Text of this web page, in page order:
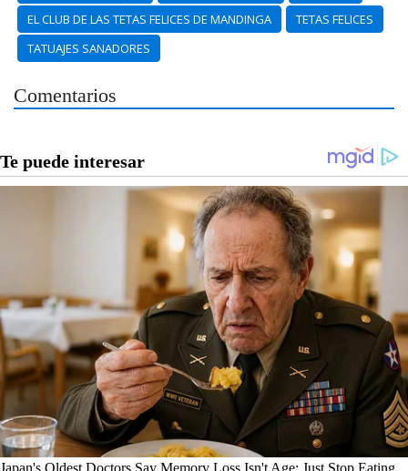
EL CLUB DE LAS TETAS FELICES DE MANDINGA
TETAS FELICES
TATUAJES SANADORES
Comentarios